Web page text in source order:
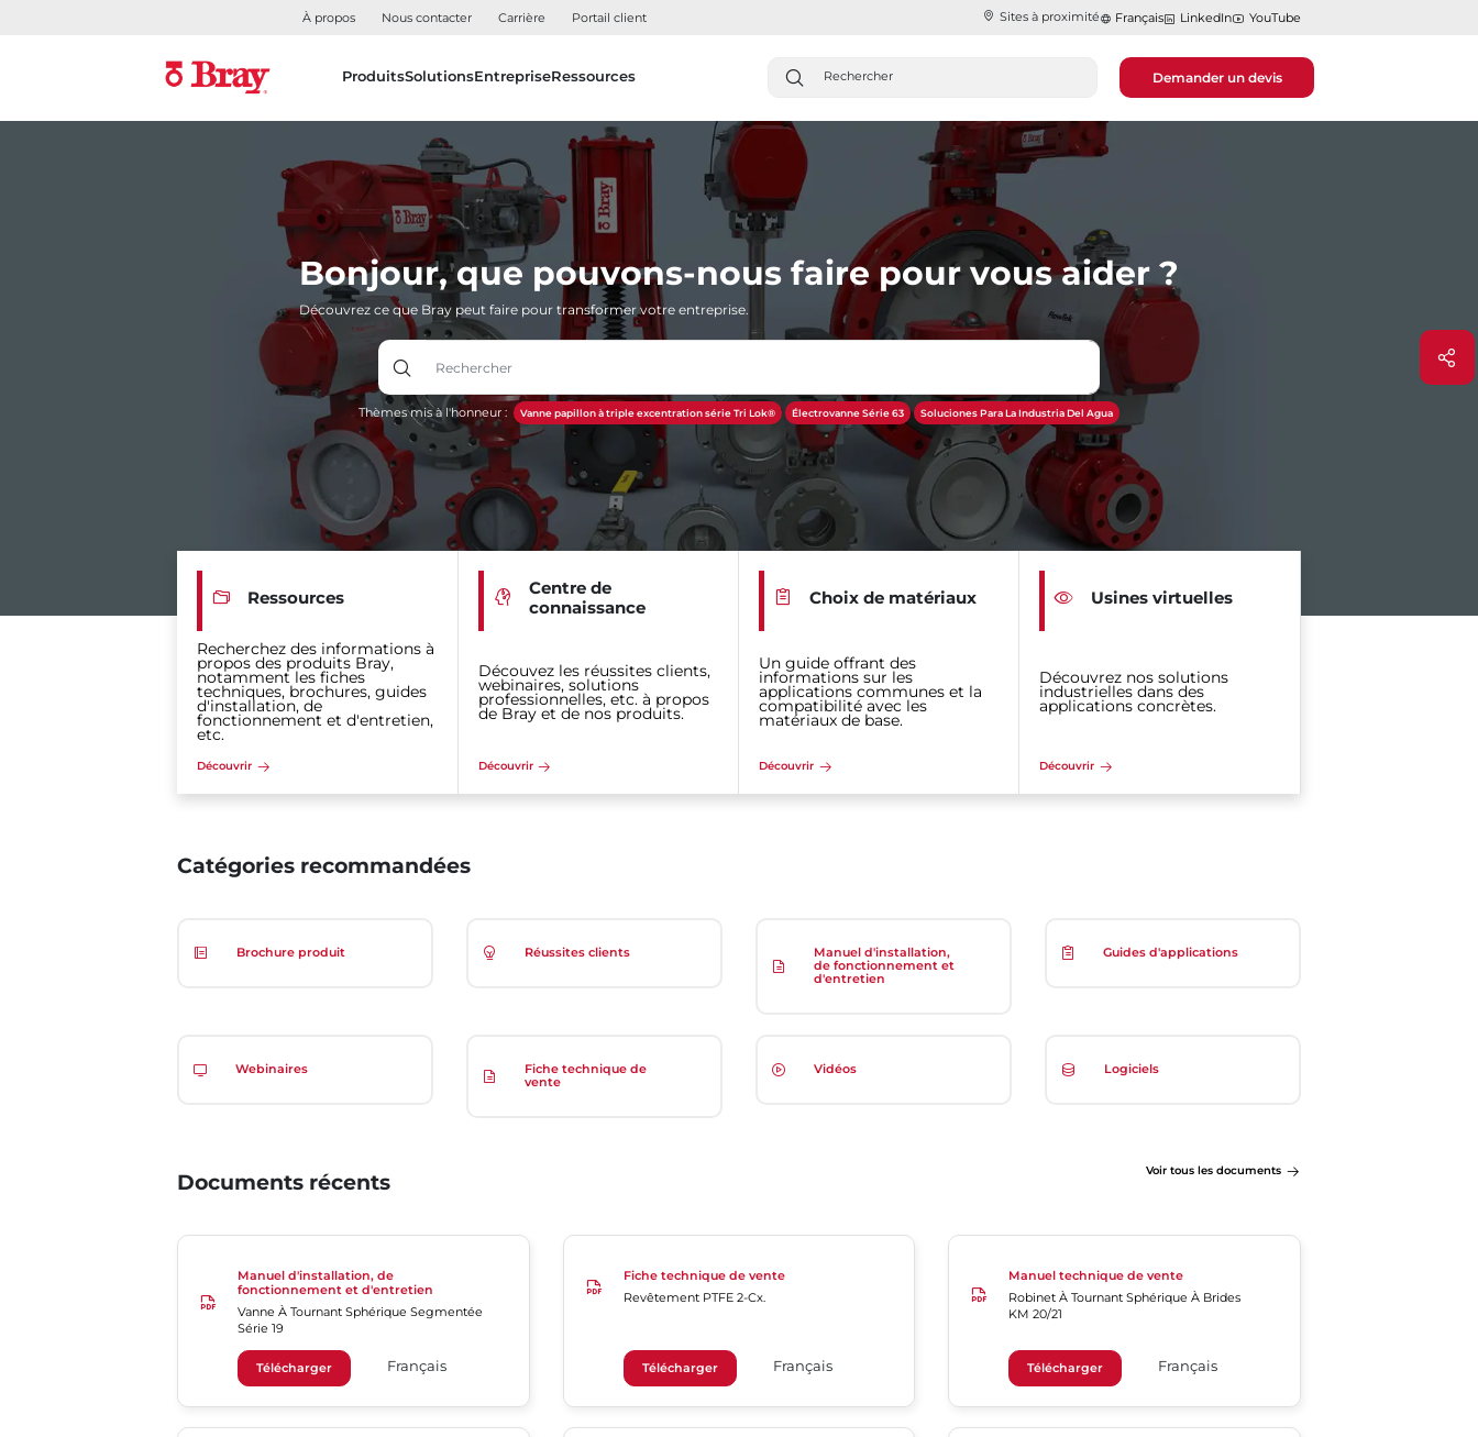
À propos Nous contacter Carrière Portail client Sites à proximité Français LinkedIn YouTube
ProduitsSolutionsEntrepriseRessources Demander un devis
Bonjour, que pouvons-nous faire pour vous aider ?
Découvrez ce que Bray peut faire pour transformer votre entreprise.
Thèmes mis à l'honneur : Vanne papillon à triple excentration série Tri Lok® Électrovanne Série 63 Soluciones Para La Industria Del Agua
Ressources
Recherchez des informations à
propos des produits Bray,
notamment les fiches
techniques, brochures, guides
d'installation, de
fonctionnement et d'entretien,
etc.
Découvrir
Centre de
connaissance
Découvez les réussites clients,
webinaires, solutions
professionnelles, etc. à propos
de Bray et de nos produits.
Découvrir
Choix de matériaux
Un guide offrant des
informations sur les
applications communes et la
compatibilité avec les
matériaux de base.
Découvrir
Usines virtuelles
Découvrez nos solutions
industrielles dans des
applications concrètes.
Découvrir
Catégories recommandées
Brochure produit Réussites clients
Manuel d'installation,
de fonctionnement et
d'entretien
Guides d'applications
Webinaires
Fiche technique de
vente
Vidéos Logiciels
Documents récents Voir tous les documents
Manuel d'installation, de
fonctionnement et d'entretien
Vanne À Tournant Sphérique Segmentée
Série 19
Télécharger Français
Fiche technique de vente
Revêtement PTFE 2-Cx.
Télécharger Français
Manuel technique de vente
Robinet À Tournant Sphérique À Brides
KM 20/21
Télécharger Français